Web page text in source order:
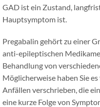
GAD ist ein Zustand,
Hauptsymptom ist.
Pregabalin gehört zu einer
anti-epileptischen
Behandlung von
Möglicherweise haben Sie
Anfällen verschrieben, die
eine kurze Folge von